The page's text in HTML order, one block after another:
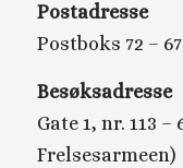
Postadresse
Postboks 72 –
Besøksadresse
Gate 1, nr. 113
Frelsesarmeen)